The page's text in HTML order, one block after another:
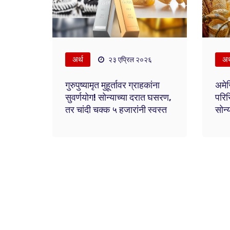
अर्थ २३ एप्रिल २०२६
गुरुपुष्यामृत मुहूर्तावर ग्राहकांना
सुवर्णयोग! सोन्याच्या दरात घसरण,
तर चांदी चक्क ५ हजारांनी स्वस्त